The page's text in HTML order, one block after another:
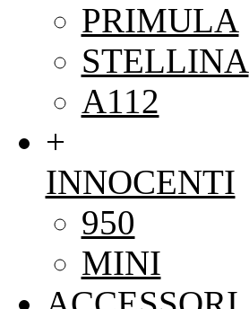
PRIMULA
STELLINA
A112
+
INNOCENTI
950
MINI